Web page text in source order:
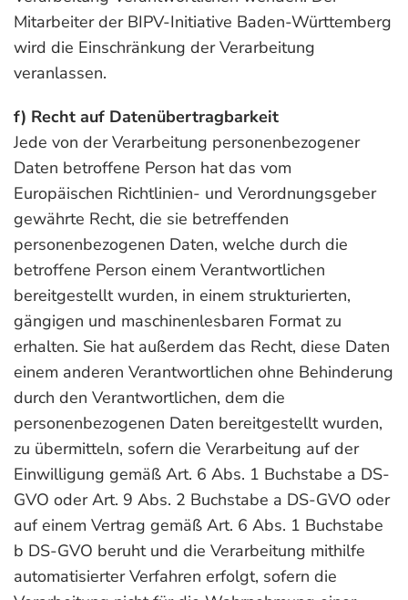
Mitarbeiter der BIPV-Initiative Baden-Württemberg
wird die Einschränkung der Verarbeitung
veranlassen.
f) Recht auf Datenübertragbarkeit
Jede von der Verarbeitung personenbezogener
Daten betroffene Person hat das vom
Europäischen Richtlinien- und Verordnungsgeber
gewährte Recht, die sie betreffenden
personenbezogenen Daten, welche durch die
betroffene Person einem Verantwortlichen
bereitgestellt wurden, in einem strukturierten,
gängigen und maschinenlesbaren Format zu
erhalten. Sie hat außerdem das Recht, diese Daten
einem anderen Verantwortlichen ohne Behinderung
durch den Verantwortlichen, dem die
personenbezogenen Daten bereitgestellt wurden,
zu übermitteln, sofern die Verarbeitung auf der
Einwilligung gemäß Art. 6 Abs. 1 Buchstabe a DS-
GVO oder Art. 9 Abs. 2 Buchstabe a DS-GVO oder
auf einem Vertrag gemäß Art. 6 Abs. 1 Buchstabe
b DS-GVO beruht und die Verarbeitung mithilfe
automatisierter Verfahren erfolgt, sofern die